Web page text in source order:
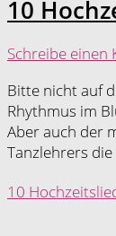
10
Schreibe einen
Bitte nicht auf
Rhythmus im
Aber auch der
Tanzlehrers
10